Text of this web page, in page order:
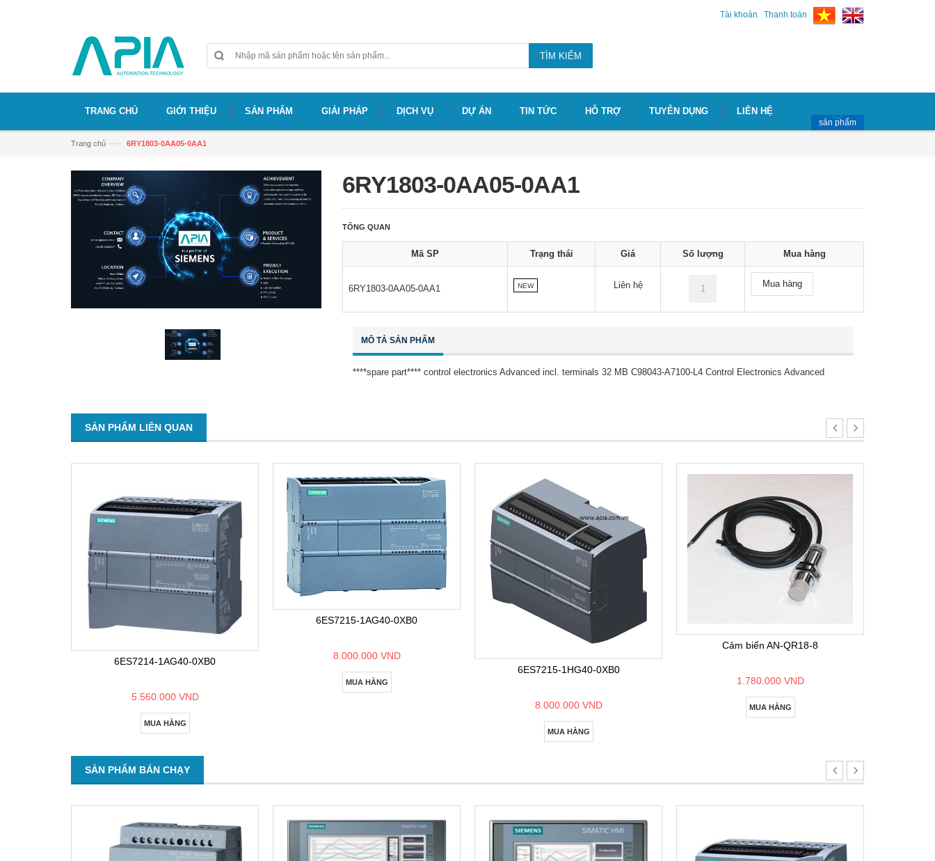
Tài khoản Thanh toán
TÌM KIẾM
TRANG CHỦ GIỚI THIỆU SẢN PHẨM GIẢI PHÁP DỊCH VỤ DỰ ÁN TIN TỨC HỖ TRỢ TUYỄN DỤNG LIÊN HỆ
sản phẩm
Trang chủ —› 6RY1803-0AA05-0AA1
6RY1803-0AA05-0AA1
TỔNG QUAN
Mã SP Trạng thái Giá Số lượng Mua hàng
6RY1803-0AA05-0AA1 NEW Liên hệ Mua hàng
MÔ TẢ SẢN PHẨM
****spare part**** control electronics Advanced incl. terminals 32 MB C98043-A7100-L4 Control Electronics Advanced
SẢN PHẨM LIÊN QUAN
6ES7214-1AG40-0XB0
5.560.000 VND
MUA HÀNG
6ES7215-1AG40-0XB0
8.000.000 VND
MUA HÀNG
6ES7215-1HG40-0XB0
8.000.000 VND
MUA HÀNG
Cảm biến AN-QR18-8
1.780.000 VND
MUA HÀNG
SẢN PHẨM BÁN CHẠY